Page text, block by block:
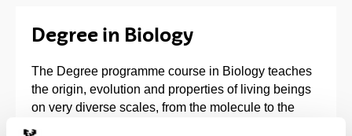
Degree in Biology
The Degree programme course in Biology teaches
the origin, evolution and properties of living beings
on very diverse scales, from the molecule to the